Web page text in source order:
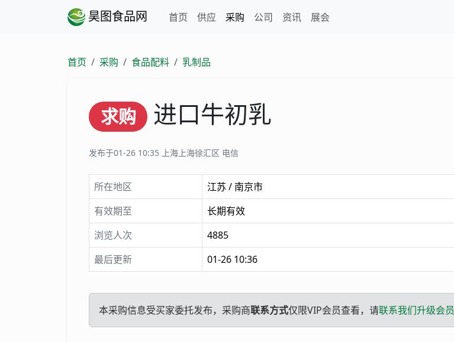
昊图食品网 首页 供应 采购 公司 资讯 展会
首页 采购 食品配料 乳制品
求购 进口牛初乳
发布于01-26 10:35 上海上海徐汇区 电信
所在地区
江苏 / 南京市
有效期至
长期有效
浏览人次
4885
最后更新
01-26 10:36
本采购信息受买家委托发布，采购商联系方式仅限VIP会员查看，请联系我们升级会员